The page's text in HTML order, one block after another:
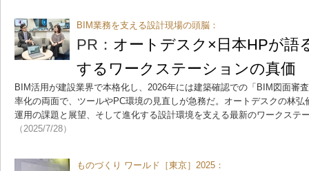
BIM業務を支える設計現場の頭脳：
PR： オートデスク×日本HPが語
するワークステーションの真価
BIM活用が建設業界で本格化し、2026年には建築確認での「BIM図面審
率化の両面で、ツールやPC環境の見直しが急務だ。オートデスクの林
運用の課題と展望、そして進化する設計環境を支える最新のワークステ
（2025/7/28）
ものづくり ワールド［東京］2025：